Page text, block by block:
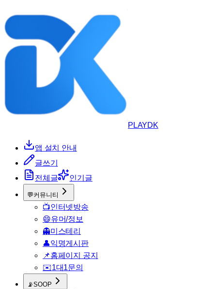
PLAYDK
앱 설치 안내
글쓰기
전체글
인기글
💬커뮤니티
📺인터넷방송
😄유머/정보
👻미스테리
👤익명게시판
📌홈페이지 공지
✉️1대1문의
📡SOOP